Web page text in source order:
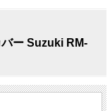
ー Suzuki RM-